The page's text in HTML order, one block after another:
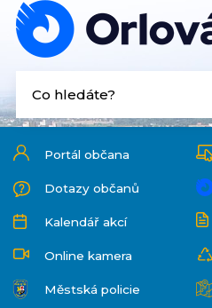
Portál občana
Dotazy občanů
Kalendář akcí
Online kamera
Městská policie